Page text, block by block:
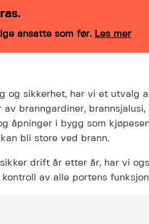
ansatte som før. Les mer
og sikkerhet, har vi et utvalg
branngardiner,
åpninger i bygg som
bli store ved brann.
drift år etter år, har vi
av alle portens